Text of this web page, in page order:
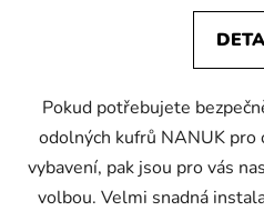
Pokud potřebujete
odolných kufrů NANUK
vybavení, pak jsou pro vás
volbou. Velmi snadná